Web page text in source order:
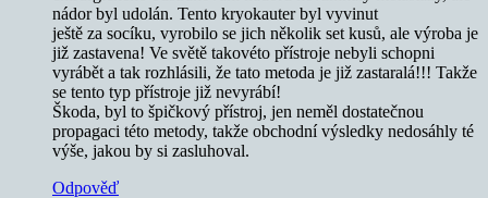
nádor byl udolán. Tento kryokauter byl vyvinut
ještě za socíku, vyrobilo se jich několik set kusů, ale výroba je
již zastavena! Ve světě takovéto přístroje nebyli schopni
vyrábět a tak rozhlásili, že tato metoda je již zastaralá!!! Takže
se tento typ přístroje již nevyrábí!
Škoda, byl to špičkový přístroj, jen neměl dostatečnou
propagaci této metody, takže obchodní výsledky nedosáhly té
výše, jakou by si zasluhoval.
Odpověď